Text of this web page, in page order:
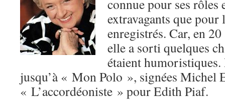
connue pour ses rôles
extravagants que pour
enregistrés. Car, en
elle a sorti quelques
étaient
jusqu’à « Mon Polo », signées Michel
« L’accordéoniste » pour Edith Piaf.